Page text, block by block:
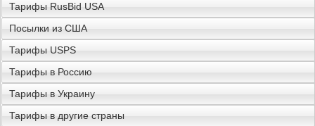
Тарифы RusBid USA
Посылки из США
Тарифы USPS
Тарифы в Россию
Тарифы в Украину
Тарифы в другие страны